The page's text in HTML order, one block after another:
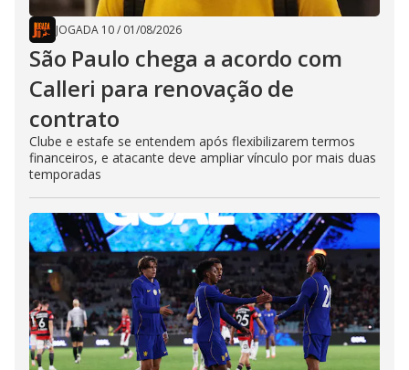
JOGADA 10/ 01/08/2026
São Paulo chega a acordo com
Calleri para renovação de
contrato
Clube e estafe se entendem após flexibilizarem termos
financeiros, e atacante deve ampliar vínculo por mais duas
temporadas